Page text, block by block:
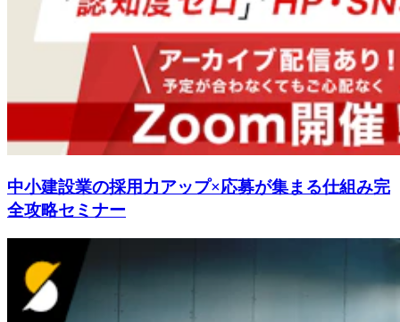
中小建設業の採用力アップ×応募が集まる仕組み完
全攻略セミナー